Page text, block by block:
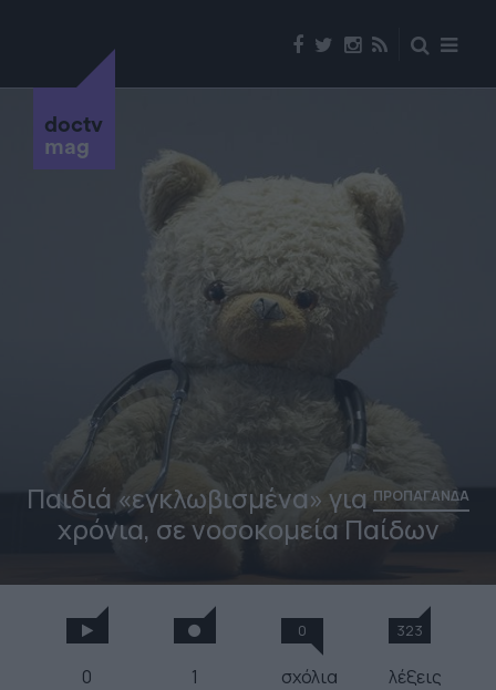
doctv
mag
Παιδιά «εγκλωβισμένα» γιαΠΡΟΠΑΓΑΝΔΑ
χρόνια, σε νοσοκομεία Παίδων
0 1
0
σχόλια
323
λέξεις